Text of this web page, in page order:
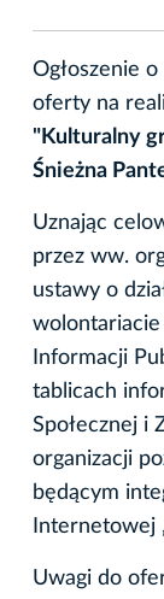
Ogłoszenie
oferty na
"Kulturalny
Śnieżna
Uznając
przez ww.
ustawy o
Informacji
tablicach
Społecznej i
organizacji
będącym
Internetowej
Uwagi do